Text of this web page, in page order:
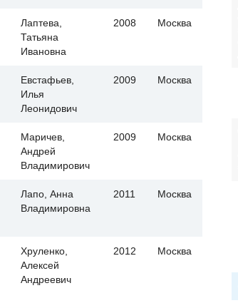
Лаптева,
Татьяна
Ивановна
2008 Москва
Евстафьев,
Илья
Леонидович
2009 Москва
Маричев,
Андрей
Владимирович
2009 Москва
Лапо, Анна
Владимировна
2011 Москва
Хруленко,
Алексей
Андреевич
2012 Москва